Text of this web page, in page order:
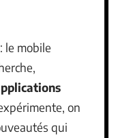
le mobile
on
qui